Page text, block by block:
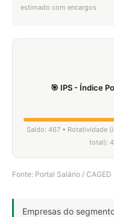
estimado com encargos
🎯 IPS - Índice
Saldo: 467 • Rotatividade
total):
Fonte: Portal Salário /
Empresas do